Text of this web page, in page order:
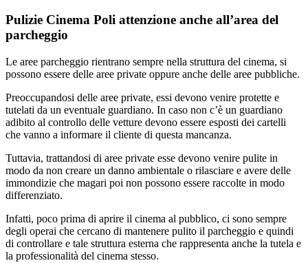
Pulizie Cinema Poli attenzione anche all’area del
parcheggio
Le aree parcheggio rientrano sempre nella struttura del cinema, si
possono essere delle aree private oppure anche delle aree pubbliche.
Preoccupandosi delle aree private, essi devono venire protette e
tutelati da un eventuale guardiano. In caso non c’è un guardiano
adibito al controllo delle vetture devono essere esposti dei cartelli
che vanno a informare il cliente di questa mancanza.
Tuttavia, trattandosi di aree private esse devono venire pulite in
modo da non creare un danno ambientale o rilasciare e avere delle
immondizie che magari poi non possono essere raccolte in modo
differenziato.
Infatti, poco prima di aprire il cinema al pubblico, ci sono sempre
degli operai che cercano di mantenere pulito il parcheggio e quindi
di controllare e tale struttura esterna che rappresenta anche la tutela e
la professionalità del cinema stesso.